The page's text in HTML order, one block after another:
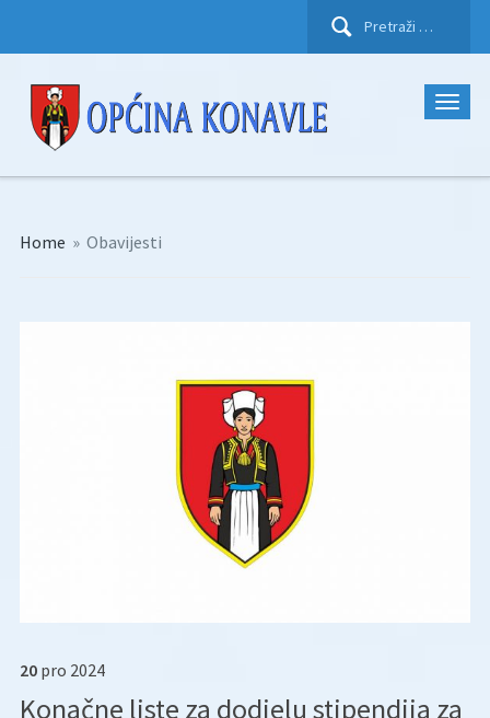
Pretraži:
Home » Obavijesti
20 pro 2024
Konačne liste za dodjelu stipendija za